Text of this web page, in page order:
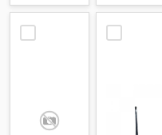
KAT
BURÇLU
EN
BURÇSUZ
EN
70MM